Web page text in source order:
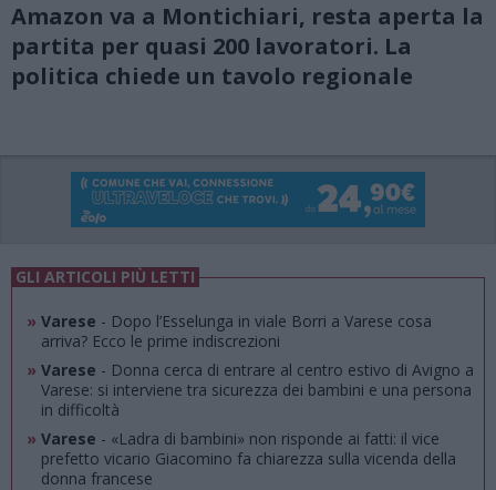
Amazon va a Montichiari, resta aperta la
partita per quasi 200 lavoratori. La
politica chiede un tavolo regionale
GLI ARTICOLI PIÙ LETTI
» Varese - Dopo l’Esselunga in viale Borri a Varese cosa
arriva? Ecco le prime indiscrezioni
» Varese - Donna cerca di entrare al centro estivo di Avigno a
Varese: si interviene tra sicurezza dei bambini e una persona
in difficoltà
» Varese - «Ladra di bambini» non risponde ai fatti: il vice
prefetto vicario Giacomino fa chiarezza sulla vicenda della
donna francese